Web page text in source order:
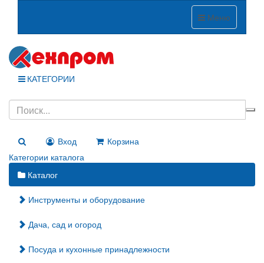
Меню
КАТЕГОРИИ
Вход
Корзина
Категории каталога
Каталог
Инструменты и оборудование
Дача, сад и огород
Посуда и кухонные принадлежности